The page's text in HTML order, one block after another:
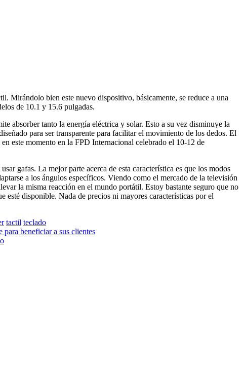
Mirándolo bien este nuevo dispositivo, básicamente, se reduce a una
de 10.1 y 15.6 pulgadas.
absorber tanto la energía eléctrica y solar. Esto a su vez disminuye la
para ser transparente para facilitar el movimiento de los dedos. El
este momento en la FPD Internacional celebrado el 10-12 de
gafas. La mejor parte acerca de esta característica es que los modos
a los ángulos específicos. Viendo como el mercado de la televisión
la misma reacción en el mundo portátil. Estoy bastante seguro que no
esté disponible. Nada de precios ni mayores características por el
tactil teclado
para beneficiar a sus clientes